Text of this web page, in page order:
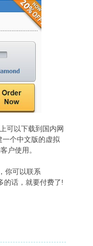
可以下载到国内网
个中文版的虚拟
户使用。
你可以联系
话，就要付费了!